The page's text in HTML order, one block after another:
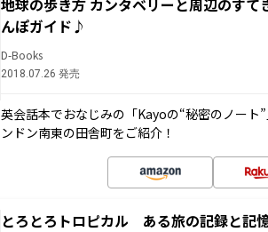
地球の歩き方 カンタベリーと周辺のす
んぽガイド♪
D-Books
2018.07.26 発売
英会話本でおなじみの「Kayoの“秘密のノート
ンドン南東の田舎町をご紹介！
とろとろトロピカル ある旅の記録と記